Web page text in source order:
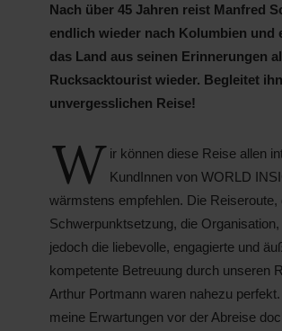
Nach über 45 Jahren reist Manfred
endlich wieder nach Kolumbien und
das Land aus seinen Erinnerungen
Rucksacktourist wieder. Begleitet
unvergesslichen Reise!
W ir können diese Reise allen
KundInnen von WORLD
wärmstens empfehlen. Die Reiseroute,
Schwerpunktsetzung, die
jedoch die liebevolle, engagierte und
kompetente Betreuung durch unseren
Arthur Portmann waren nahezu
meine Erwartungen vor der Abreise